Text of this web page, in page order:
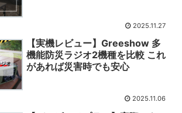
2025.11.27
【実機レビュー】Greeshow 多
機能防災ラジオ2機種を比較 これ
があれば災害時でも安心
2025.11.06